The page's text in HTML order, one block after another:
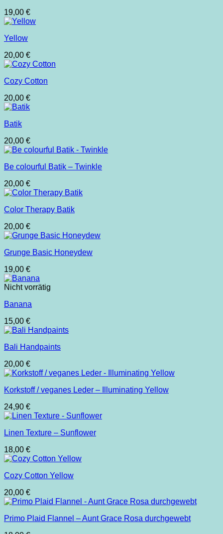
19,00 €
Yellow
20,00 €
Cozy Cotton
20,00 €
Batik
20,00 €
Be colourful Batik – Twinkle
20,00 €
Color Therapy Batik
20,00 €
Grunge Basic Honeydew
19,00 €
Nicht vorrätig
Banana
15,00 €
Bali Handpaints
20,00 €
Korkstoff / veganes Leder – Illuminating Yellow
24,90 €
Linen Texture – Sunflower
18,00 €
Cozy Cotton Yellow
20,00 €
Primo Plaid Flannel – Aunt Grace Rosa durchgewebt